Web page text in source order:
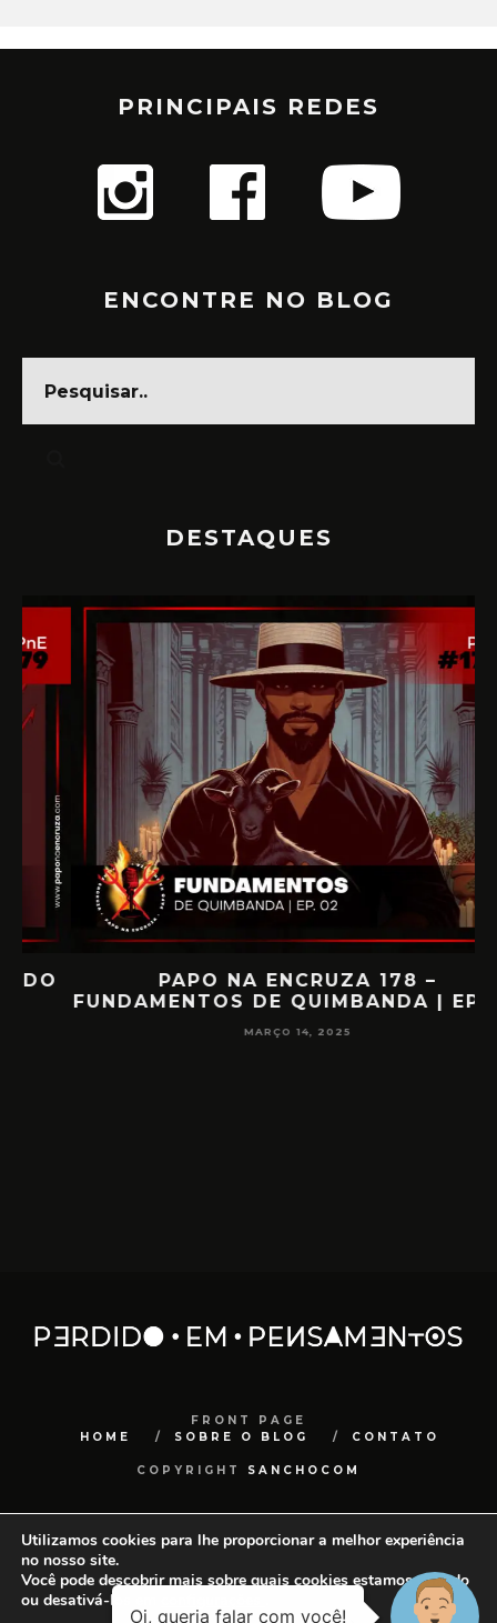
PRINCIPAIS REDES
ENCONTRE NO BLOG
DESTAQUES
PAPO NA ENCRUZA 178 –
FUNDAMENTOS DE QUIMBANDA | EP. 02
MARÇO 14, 2025
FRONT PAGE
HOME
SOBRE O BLOG CONTATO
COPYRIGHT SANCHOCOM
Utilizamos cookies para lhe proporcionar a melhor experiência
no nosso site.
Você pode descobrir mais sobre quais cookies estamos usando
ou desativá-los em